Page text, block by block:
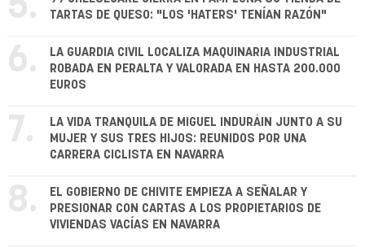
5.
TARTAS DE QUESO: "LOS 'HATERS' TENÍAN RAZÓN"
6.
LA GUARDIA CIVIL LOCALIZA MAQUINARIA INDUSTRIAL
ROBADA EN PERALTA Y VALORADA EN HASTA 200.000
EUROS
7.
LA VIDA TRANQUILA DE MIGUEL INDURÁIN JUNTO A SU
MUJER Y SUS TRES HIJOS: REUNIDOS POR UNA
CARRERA CICLISTA EN NAVARRA
8.
EL GOBIERNO DE CHIVITE EMPIEZA A SEÑALAR Y
PRESIONAR CON CARTAS A LOS PROPIETARIOS DE
VIVIENDAS VACÍAS EN NAVARRA